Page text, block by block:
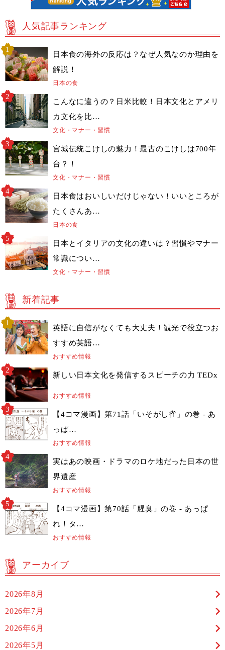
人気記事ランキング
日本食の海外の反応は？なぜ人気なのか理由を
解説！
日本の食
こんなに違うの？日米比較！日本文化とアメリ
カ文化を比…
文化・マナー・習慣
宮城伝統こけしの魅力！最古のこけしは700年
台？！
文化・マナー・習慣
日本食はおいしいだけじゃない！いいところが
たくさんあ…
日本の食
日本とイタリアの文化の違いは？習慣やマナー
常識につい…
文化・マナー・習慣
新着記事
英語に自信がなくても大丈夫！観光で役立つお
すすめ英語…
おすすめ情報
新しい日本文化を発信するスピーチの力 TEDx
おすすめ情報
【4コマ漫画】第71話「いそがし雀」の巻 - あ
っぱ…
おすすめ情報
実はあの映画・ドラマのロケ地だった日本の世
界遺産
おすすめ情報
【4コマ漫画】第70話「腥臭」の巻 - あっぱ
れ！タ…
おすすめ情報
アーカイブ
2026年8月
2026年7月
2026年6月
2026年5月